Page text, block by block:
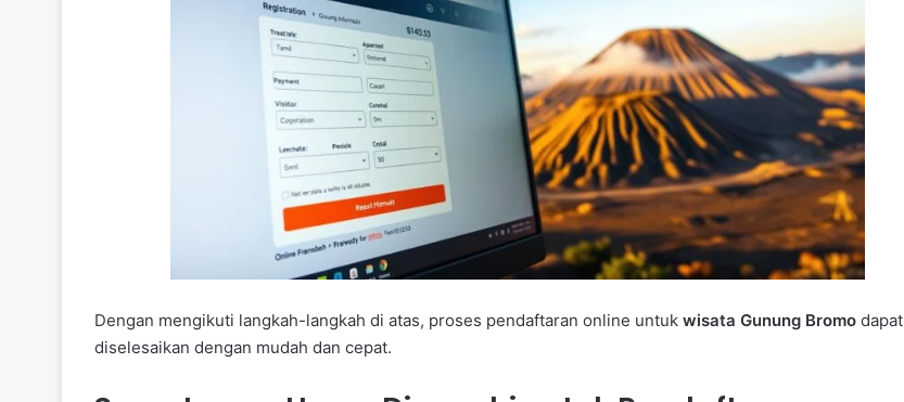
Dengan mengikuti langkah-langkah di atas, proses pendaftaran online untuk wisata Gunung Bromo dapat
diselesaikan dengan mudah dan cepat.